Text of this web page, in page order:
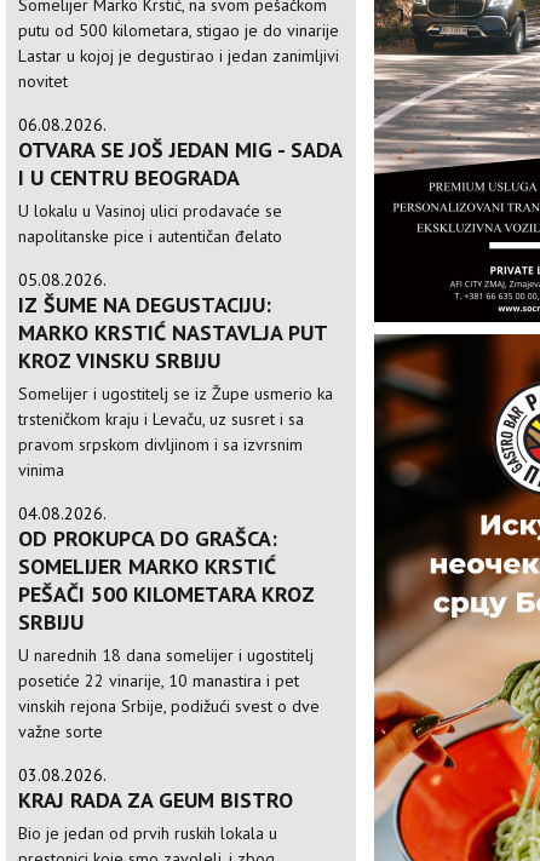
Somelijer Marko Krstić, na svom pešačkom
putu od 500 kilometara, stigao je do vinarije
Lastar u kojoj je degustirao i jedan zanimljivi
novitet
06.08.2026.
OTVARA SE JOŠ JEDAN MIG - SADA
I U CENTRU BEOGRADA
U lokalu u Vasinoj ulici prodavaće se
napolitanske pice i autentičan đelato
05.08.2026.
IZ ŠUME NA DEGUSTACIJU:
MARKO KRSTIĆ NASTAVLJA PUT
KROZ VINSKU SRBIJU
Somelijer i ugostitelj se iz Župe usmerio ka
trsteničkom kraju i Levaču, uz susret i sa
pravom srpskom divljinom i sa izvrsnim
vinima
04.08.2026.
OD PROKUPCA DO GRAŠCA:
SOMELIJER MARKO KRSTIĆ
PEŠAČI 500 KILOMETARA KROZ
SRBIJU
U narednih 18 dana somelijer i ugostitelj
posetiće 22 vinarije, 10 manastira i pet
vinskih rejona Srbije, podižući svest o dve
važne sorte
03.08.2026.
KRAJ RADA ZA GEUM BISTRO
Bio je jedan od prvih ruskih lokala u